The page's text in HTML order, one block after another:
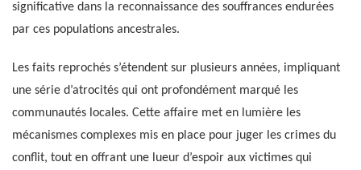
significative dans la reconnaissance des souffrances endurées
par ces populations ancestrales.
Les faits reprochés s’étendent sur plusieurs années, impliquant
une série d’atrocités qui ont profondément marqué les
communautés locales. Cette affaire met en lumière les
mécanismes complexes mis en place pour juger les crimes du
conflit, tout en offrant une lueur d’espoir aux victimes qui